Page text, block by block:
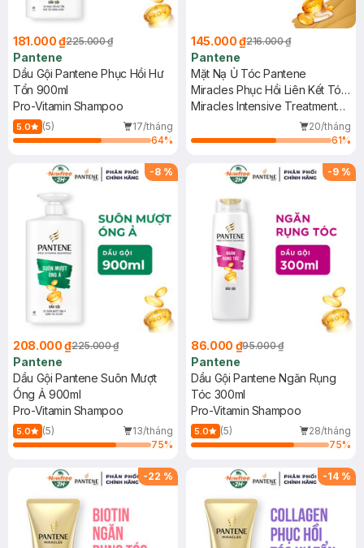
181.000 ₫225.000 ₫
Pantene
Dầu Gội Pantene Phục Hồi Hư
Tổn 900ml
Pro-Vitamin Shampoo
5.0 (5)
17/tháng
64%
145.000 ₫216.000 ₫
Pantene
Mặt Nạ Ủ Tóc Pantene
Miracles Phục Hồi Liên Kết Tóc
300ml
Miracles Intensive Treatment
20/tháng
61%
-8 %
208.000 ₫225.000 ₫
Pantene
Dầu Gội Pantene Suôn Mượt
Óng Ả 900ml
Pro-Vitamin Shampoo
5.0 (5)
13/tháng
75%
-9 %
86.000 ₫95.000 ₫
Pantene
Dầu Gội Pantene Ngăn Rụng
Tóc 300ml
Pro-Vitamin Shampoo
5.0 (5)
28/tháng
75%
-22 % -14 %